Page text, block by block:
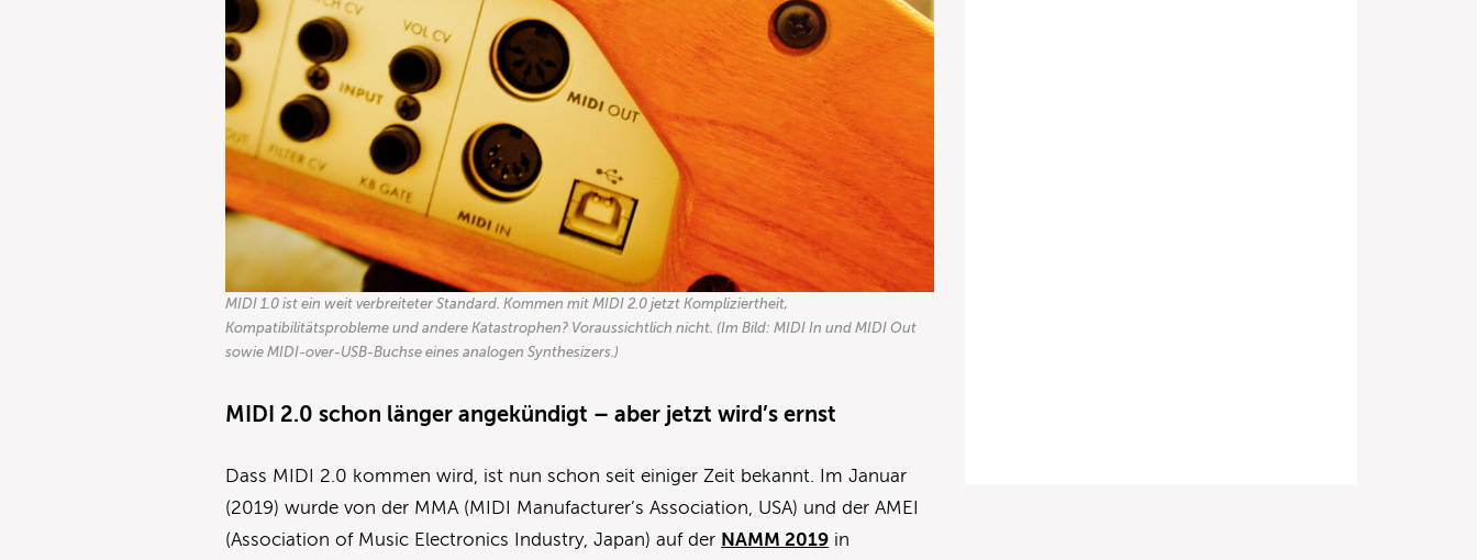
MIDI 1.0 ist ein weit verbreiteter Standard. Kommen mit MIDI 2.0 jetzt Kompliziertheit,
Kompatibilitätsprobleme und andere Katastrophen? Voraussichtlich nicht. (Im Bild: MIDI In und MIDI Out
sowie MIDI-over-USB-Buchse eines analogen Synthesizers.)
MIDI 2.0 schon länger angekündigt – aber jetzt wird’s ernst
Dass MIDI 2.0 kommen wird, ist nun schon seit einiger Zeit bekannt. Im Januar
(2019) wurde von der MMA (MIDI Manufacturer’s Association, USA) und der AMEI
(Association of Music Electronics Industry, Japan) auf der NAMM 2019 in